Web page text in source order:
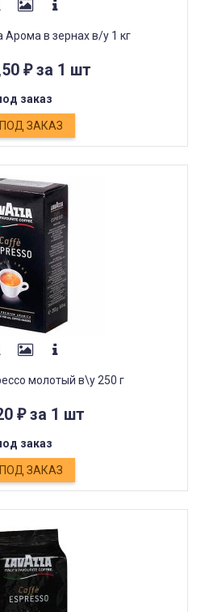
в зернах в/у 1 кг
₽за 1 шт
заказ
ПОД ЗАКАЗ
молотый в\у 250 г
₽за 1 шт
заказ
ПОД ЗАКАЗ